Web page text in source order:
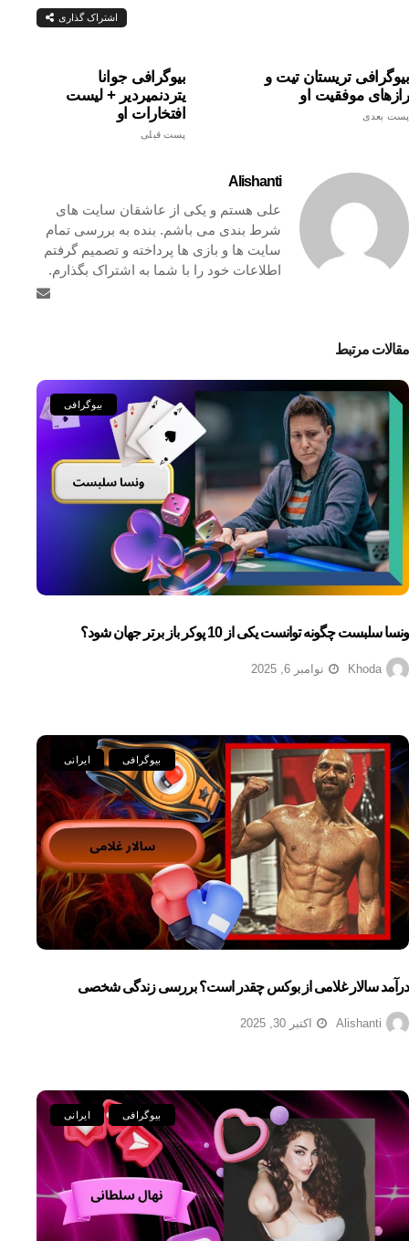
اشتراک گذاری
بیوگرافی جوانا
یتردنمیردیر + لیست
افتخارات او
پست قبلی
بیوگرافی تریستان تیت و
رازهای موفقیت او
پست بعدی
Alishanti
علی هستم و یکی از عاشقان سایت های
شرط بندی می باشم. بنده به بررسی تمام
سایت ها و بازی ها پرداخته و تصمیم گرفتم
اطلاعات خود را با شما به اشتراک بگذارم.
مقالات مرتبط
بیوگرافی
ونسا سلبست چگونه توانست یکی از 10 پوکر باز برتر جهان شود؟
Khoda نوامبر 6, 2025
ایرانی بیوگرافی
درآمد سالار غلامی از بوکس چقدر است؟ بررسی زندگی شخصی
Alishanti اکتبر 30, 2025
ایرانی بیوگرافی